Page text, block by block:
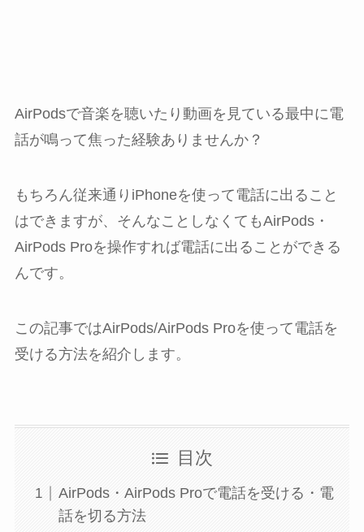
AirPodsで音楽を聴いたり動画を見ている最中に電
話が鳴って焦った経験ありませんか？
もちろん従来通りiPhoneを使って電話に出ること
はできますが、そんなことしなくてもAirPods・
AirPods Proを操作すれば電話に出ることができる
んです。
この記事ではAirPods/AirPods Proを使って電話を
受ける方法を紹介します。
目次
AirPods・AirPods Proで電話を受ける・電
話を切る方法